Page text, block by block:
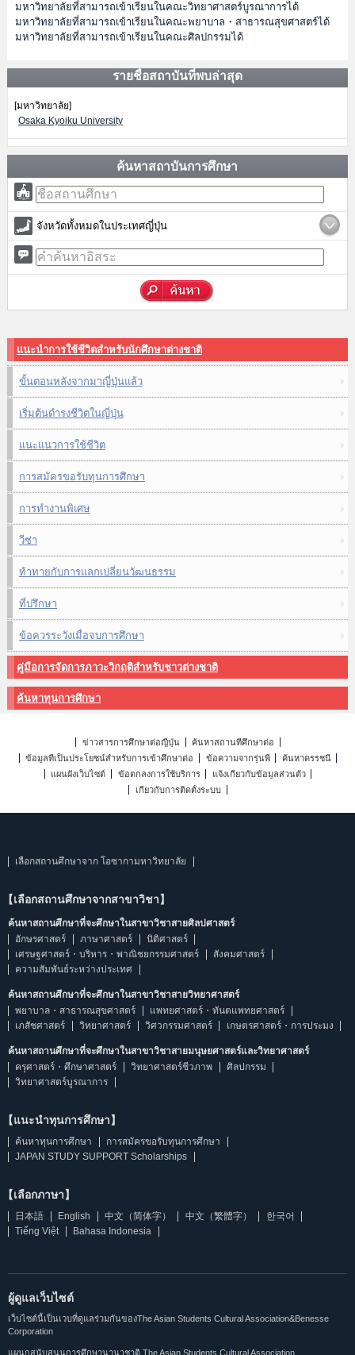
มหาวิทยาลัยที่สามารถเข้าเรียนในคณะวิทยาศาสตร์บูรณาการได้
มหาวิทยาลัยที่สามารถเข้าเรียนในคณะพยาบาล・สาธารณสุขศาสตร์ได้
มหาวิทยาลัยที่สามารถเข้าเรียนในคณะศิลปกรรมได้
รายชื่อสถาบันที่พบล่าสุด
[มหาวิทยาลัย]
Osaka Kyoiku University
ค้นหาสถาบันการศึกษา
จังหวัดทั้งหมดในประเทศญี่ปุ่น
แนะนำการใช้ชีวิตสำหรับนักศึกษาต่างชาติ
ขั้นตอนหลังจากมาญี่ปุ่นแล้ว
เริ่มต้นดำรงชีวิตในญี่ปุ่น
แนะแนวการใช้ชีวิต
การสมัครขอรับทุนการศึกษา
การทำงานพิเศษ
วีซ่า
ท้าทายกับการแลกเปลี่ยนวัฒนธรรม
ที่ปรึกษา
ข้อควรระวังเมื่อจบการศึกษา
คู่มือการจัดการภาวะวิกฤติสำหรับชาวต่างชาติ
ค้นหาทุนการศึกษา
ข่าวสารการศึกษาต่อญี่ปุ่น
ค้นหาสถานที่ศึกษาต่อ
ข้อมูลที่เป็นประโยชน์สำหรับการเข้าศึกษาต่อ
ข้อความจากรุ่นพี่
ค้นหาดรรชนี
แผนผังเว็บไซต์
ข้อตกลงการใช้บริการ
แจ้งเกี่ยวกับข้อมูลส่วนตัว
เกี่ยวกับการติดตั้งระบบ
เลือกสถานศึกษาจาก โอซากามหาวิทยาลัย
【เลือกสถานศึกษาจากสาขาวิชา】
ค้นหาสถานศึกษาที่จะศึกษาในสาขาวิชาสายศิลปศาสตร์
อักษรศาสตร์
ภาษาศาสตร์
นิติศาสตร์
เศรษฐศาสตร์・บริหาร・พาณิชยกรรมศาสตร์
สังคมศาสตร์
ความสัมพันธ์ระหว่างประเทศ
ค้นหาสถานศึกษาที่จะศึกษาในสาขาวิชาสายวิทยาศาสตร์
พยาบาล・สาธารณสุขศาสตร์
แพทยศาสตร์・ทันตแพทยศาสตร์
เภสัชศาสตร์
วิทยาศาสตร์ วิศวกรรมศาสตร์ เกษตรศาสตร์・การประมง
ค้นหาสถานศึกษาที่จะศึกษาในสาขาวิชาสายมนุษยศาสตร์และวิทยาศาสตร์
ครุศาสตร์・ศึกษาศาสตร์
วิทยาศาสตร์ชีวภาพ
ศิลปกรรม
วิทยาศาสตร์บูรณาการ
【แนะนำทุนการศึกษา】
ค้นหาทุนการศึกษา
การสมัครขอรับทุนการศึกษา
JAPAN STUDY SUPPORT Scholarships
【เลือกภาษา】
日本語 English 中文（简体字） 中文（繁體字）
한국어
Tiếng Việt
Bahasa Indonesia
ผู้ดูแลเว็บไซต์
เว็บไซต์นี้เป็นเวบที่ดูแลร่วมกันของThe Asian Students Cultural Association&Benesse
Corporation
แผนกสนับสนุนการศึกษานานาชาติ The Asian Students Cultural Association